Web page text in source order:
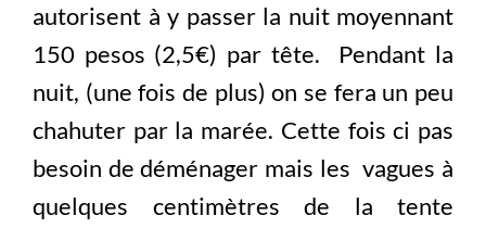
autorisent à y passer la nuit moyennant
150 pesos (2,5€) par tête. Pendant la
nuit, (une fois de plus) on se fera un peu
chahuter par la marée. Cette fois ci pas
besoin de déménager mais les vagues à
quelques centimètres de la tente